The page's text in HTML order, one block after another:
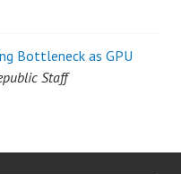
Bottleneck as GPU
Staff